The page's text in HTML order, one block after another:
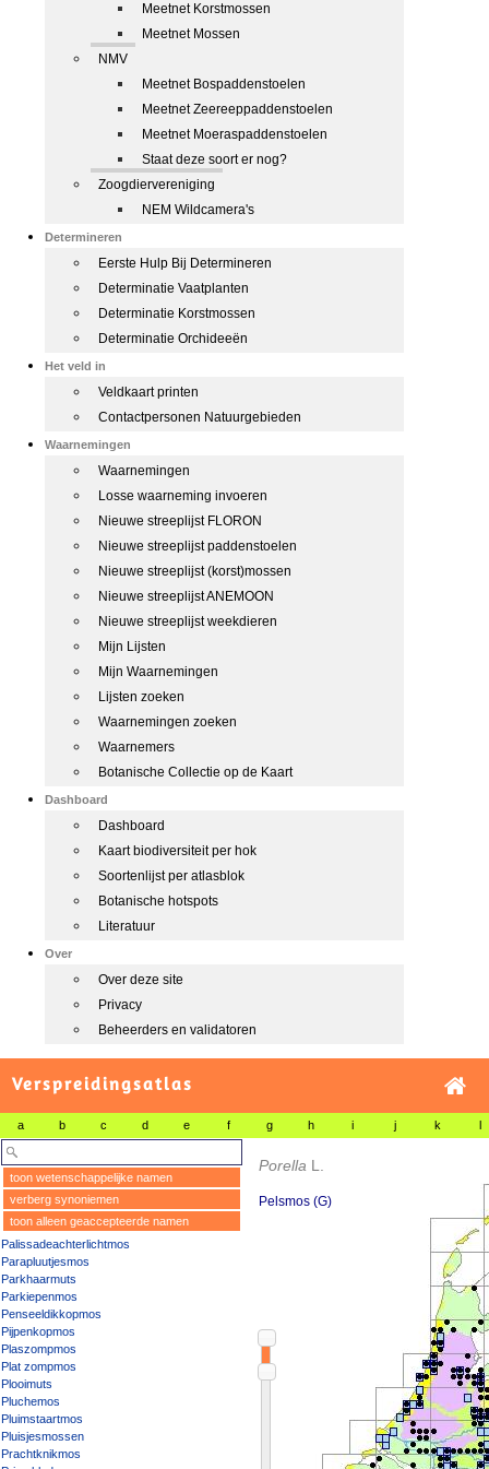
Meetnet Korstmossen
Meetnet Mossen
NMV
Meetnet Bospaddenstoelen
Meetnet Zeereeppaddenstoelen
Meetnet Moeraspaddenstoelen
Staat deze soort er nog?
Zoogdiervereniging
NEM Wildcamera's
Determineren
Eerste Hulp Bij Determineren
Determinatie Vaatplanten
Determinatie Korstmossen
Determinatie Orchideeën
Het veld in
Veldkaart printen
Contactpersonen Natuurgebieden
Waarnemingen
Waarnemingen
Losse waarneming invoeren
Nieuwe streeplijst FLORON
Nieuwe streeplijst paddenstoelen
Nieuwe streeplijst (korst)mossen
Nieuwe streeplijst ANEMOON
Nieuwe streeplijst weekdieren
Mijn Lijsten
Mijn Waarnemingen
Lijsten zoeken
Waarnemingen zoeken
Waarnemers
Botanische Collectie op de Kaart
Dashboard
Dashboard
Kaart biodiversiteit per hok
Soortenlijst per atlasblok
Botanische hotspots
Literatuur
Over
Over deze site
Privacy
Beheerders en validatoren
Verspreidingsatlas
a b c d e f g h i j k l
toon wetenschappelijke namen
verberg synoniemen
toon alleen geaccepteerde namen
Palissadeachterlichtmos
Parapluutjesmos
Parkhaarmuts
Parkiepenmos
Penseeldikkopmos
Pijpenkopmos
Plaszompmos
Plat zompmos
Plooimuts
Pluchemos
Pluimstaartmos
Pluisjesmossen
Prachtknikmos
Porella L.
Pelsmos (G)